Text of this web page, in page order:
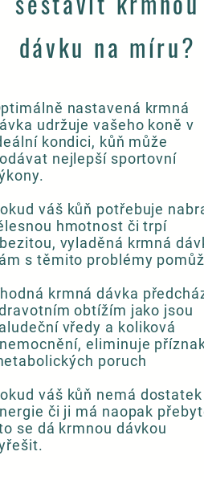
dávku na míru?
nastavená krmná
udržuje vašeho koně v
kondici, kůň může
nejlepší sportovní
váš kůň potřebuje
hmotnost či trpí
vyladěná krmná
s těmito problémy
krmná dávka
obtížím jako jsou
vředy a koliková
eliminuje
poruch
váš kůň nemá dostatek
či ji má naopak
se dá krmnou dávkou